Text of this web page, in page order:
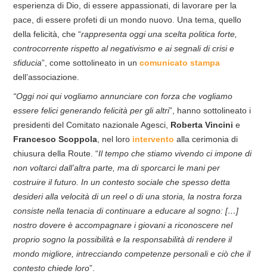
esperienza di Dio, di essere appassionati, di lavorare per la
pace, di essere profeti di un mondo nuovo. Una tema, quello
della felicità, che “rappresenta oggi una scelta politica forte,
controcorrente rispetto al negativismo e ai segnali di crisi e
sfiducia”, come sottolineato in un comunicato stampa
dell’associazione.
“Oggi noi qui vogliamo annunciare con forza che vogliamo
essere felici generando felicità per gli altri”, hanno sottolineato i
presidenti del Comitato nazionale Agesci, Roberta Vincini e
Francesco Scoppola, nel loro intervento alla cerimonia di
chiusura della Route. “Il tempo che stiamo vivendo ci impone di
non voltarci dall’altra parte, ma di sporcarci le mani per
costruire il futuro. In un contesto sociale che spesso detta
desideri alla velocità di un reel o di una storia, la nostra forza
consiste nella tenacia di continuare a educare al sogno: […]
nostro dovere è accompagnare i giovani a riconoscere nel
proprio sogno la possibilità e la responsabilità di rendere il
mondo migliore, intrecciando competenze personali e ciò che il
contesto chiede loro”.